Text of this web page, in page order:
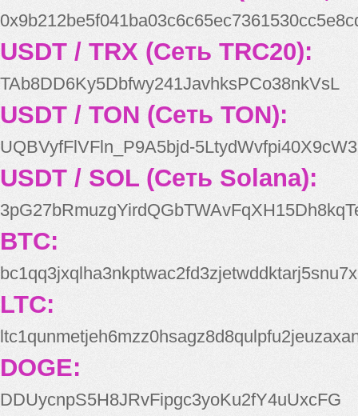
USDT / TRX (Сеть TRC20):
TAb8DD6Ky5Dbfwy241JavhksPCo38nkVsL
USDT / TON (Сеть TON):
UQBVyfFlVFln_P9A5bjd-
USDT / SOL (Сеть Solana):
BTC:
bc1qq3jxqlha3nkptwac2fd3zjetwddktarj5snu7x
LTC:
DOGE:
DDUycnpS5H8JRvFipgc3yoKu2fY4uUxcFG